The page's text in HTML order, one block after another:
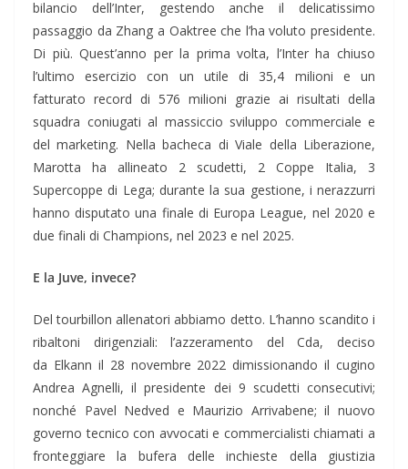
bilancio dell’Inter, gestendo anche il delicatissimo
passaggio da Zhang a Oaktree che l’ha voluto presidente.
Di più. Quest’anno per la prima volta, l’Inter ha chiuso
l’ultimo esercizio con un utile di 35,4 milioni e un
fatturato record di 576 milioni grazie ai risultati della
squadra coniugati al massiccio sviluppo commerciale e
del marketing. Nella bacheca di Viale della Liberazione,
Marotta ha allineato 2 scudetti, 2 Coppe Italia, 3
Supercoppe di Lega; durante la sua gestione, i nerazzurri
hanno disputato una finale di Europa League, nel 2020 e
due finali di Champions, nel 2023 e nel 2025.
E la Juve, invece?
Del tourbillon allenatori abbiamo detto. L’hanno scandito i
ribaltoni dirigenziali: l’azzeramento del Cda, deciso
da Elkann il 28 novembre 2022 dimissionando il cugino
Andrea Agnelli, il presidente dei 9 scudetti consecutivi;
nonché Pavel Nedved e Maurizio Arrivabene; il nuovo
governo tecnico con avvocati e commercialisti chiamati a
fronteggiare la bufera delle inchieste della giustizia